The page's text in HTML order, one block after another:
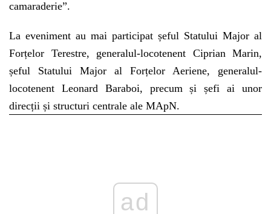
camaraderie”.
La eveniment au mai participat șeful Statului Major al
Forțelor Terestre, generalul-locotenent Ciprian Marin,
șeful Statului Major al Forțelor Aeriene, generalul-
locotenent Leonard Baraboi, precum și șefi ai unor
direcții și structuri centrale ale MApN.
ad